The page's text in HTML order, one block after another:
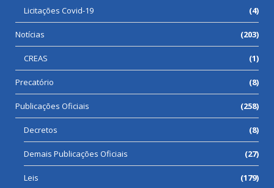
Licitações Covid-19 (4)
Notícias (203)
CREAS (1)
Precatório (8)
Publicações Oficiais (258)
Decretos (8)
Demais Publicações Oficiais (27)
Leis (179)